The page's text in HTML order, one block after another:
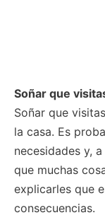
Soñar que
Soñar que
la casa. Es
necesidades y,
que muchas
explicarles que
consecuencias.